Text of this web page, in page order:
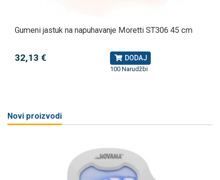
Gumeni jastuk na napuhavanje Moretti ST306 45 cm
32,13 € DODAJ
100 Narudžbi
Novi proizvodi